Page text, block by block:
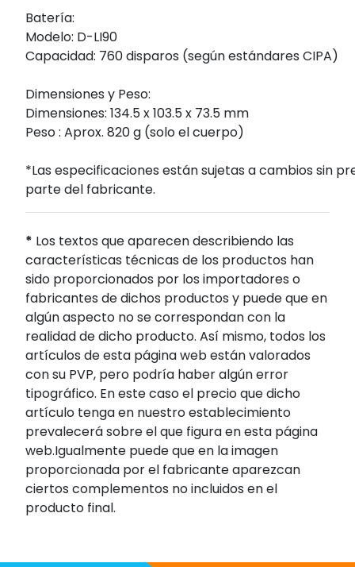
Batería:
Modelo: D-LI90
Capacidad: 760 disparos (según estándares CIPA)
Dimensiones y Peso:
Dimensiones: 134.5 x 103.5 x 73.5 mm
Peso : Aprox. 820 g (solo el cuerpo)
*Las especificaciones están sujetas a cambios sin
parte del fabricante.
* Los textos que aparecen describiendo las
características técnicas de los productos han
sido proporcionados por los importadores o
fabricantes de dichos productos y puede que en
algún aspecto no se correspondan con la
realidad de dicho producto. Así mismo, todos los
artículos de esta página web están valorados
con su PVP, pero podría haber algún error
tipográfico. En este caso el precio que dicho
artículo tenga en nuestro establecimiento
prevalecerá sobre el que figura en esta página
web.Igualmente puede que en la imagen
proporcionada por el fabricante aparezcan
ciertos complementos no incluidos en el
producto final.